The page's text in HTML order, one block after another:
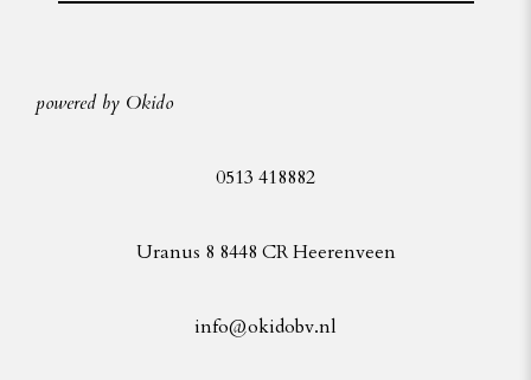
powered by Okido
0513 418882
Uranus 8 8448 CR Heerenveen
info@okidobv.nl